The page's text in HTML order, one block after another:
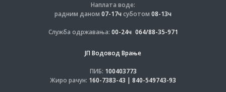
Наплата воде:
радним даном 07-17ч суботом 08-13ч
Служба одржавања: 00-24ч 064/88-35-971
ЈП Водовод Врање
ПИБ: 100403773
Жиро рачун: 160-7383-43 | 840-549743-93